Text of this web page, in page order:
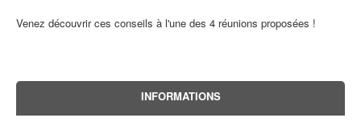
Venez découvrir ces conseils à l'une des 4 réunions proposées !
INFORMATIONS